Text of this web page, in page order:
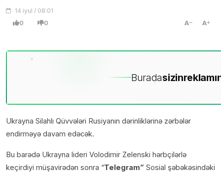
14 iyul / 08:01
0 0 A A
Buradasizin
Ukrayna Silahlı Qüvvələri Rusiyanın dərinliklərinə zərbələr
endirməyə davam edəcək.
Bu barədə Ukrayna lideri Volodimir Zelenski hərbçilərlə
keçirdiyi müşavirədən sonra “Telegram” Sosial şəbəkəsindəki